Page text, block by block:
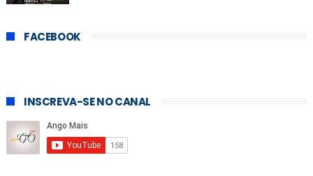
FACEBOOK
INSCREVA-SE NO CANAL